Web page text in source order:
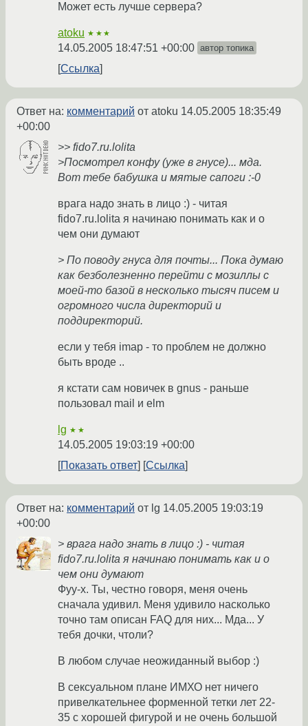
Может есть лучше сервера?
atoku ★★★
14.05.2005 18:47:51 +00:00 автор топика
Ссылка
Ответ на: комментарий от atoku 14.05.2005 18:35:49
+00:00
>> fido7.ru.lolita
>Посмотрел конфу (уже в гнусе)... мда.
Вот тебе бабушка и мятые сапоги :-0
врага надо знать в лицо :) - читая
fido7.ru.lolita я начинаю понимать как и о
чем они думают
> По поводу гнуса для почты... Пока думаю
как безболезненно перейти с мозиллы с
моей-то базой в несколько тысяч писем и
огромного числа директорий и
поддиректорий.
если у тебя imap - то проблем не должно
быть вроде ..
я кстати сам новичек в gnus - раньше
пользовал mail и elm
lg ★★
14.05.2005 19:03:19 +00:00
Показать ответ
Ссылка
Ответ на: комментарий от lg 14.05.2005 19:03:19
+00:00
> врага надо знать в лицо :) - читая
fido7.ru.lolita я начинаю понимать как и о
чем они думают
Фуу-х. Ты, честно говоря, меня очень
сначала удивил. Меня удивило насколько
точно там описан FAQ для них... Мда... У
тебя дочки, чтоли?
В любом случае неожиданный выбор :)
В сексуальном плане ИМХО нет ничего
привелкательнее форменной тетки лет 22-
35 с хорошей фигурой и не очень большой